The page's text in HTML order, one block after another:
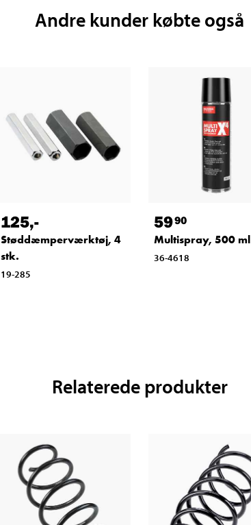
Andre kunder købte også
125,-
Støddæmperværktøj, 4
stk.
19-285
5990
Multispray, 500 ml
36-4618
Relaterede produkter